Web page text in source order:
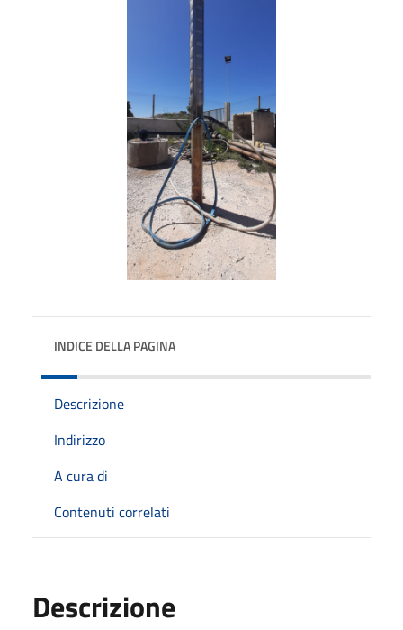
INDICE DELLA PAGINA
Descrizione
Indirizzo
A cura di
Contenuti correlati
Descrizione